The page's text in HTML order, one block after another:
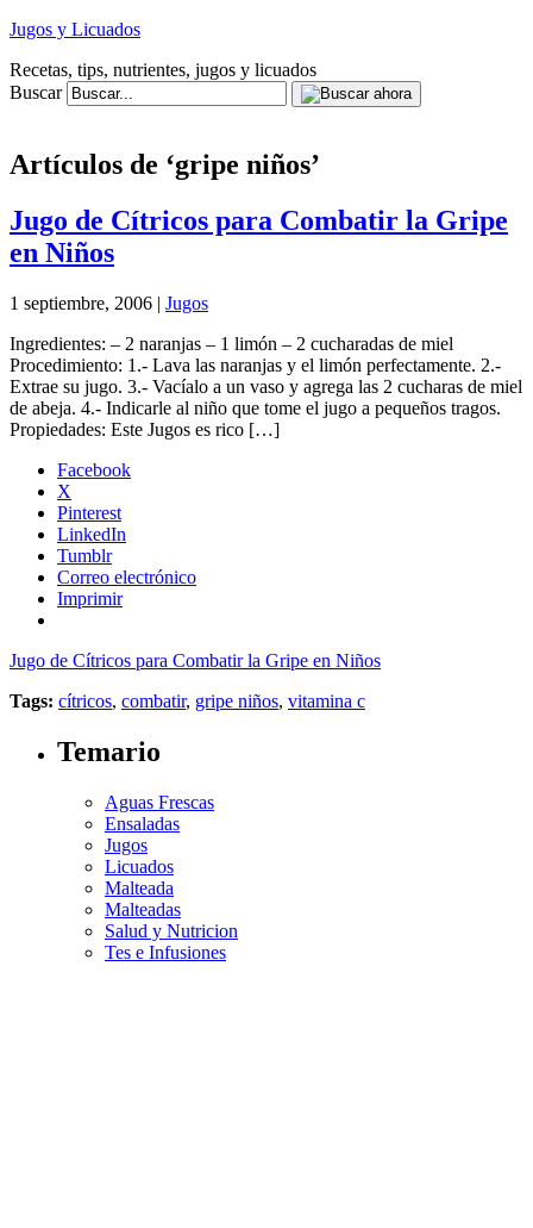
Jugos y Licuados
Recetas, tips, nutrientes, jugos y licuados
Buscar
Artículos de ‘gripe niños’
Jugo de Cítricos para Combatir la Gripe
en Niños
1 septiembre, 2006 | Jugos
Ingredientes: – 2 naranjas – 1 limón – 2 cucharadas de miel
Procedimiento: 1.- Lava las naranjas y el limón perfectamente. 2.-
Extrae su jugo. 3.- Vacíalo a un vaso y agrega las 2 cucharas de miel
de abeja. 4.- Indicarle al niño que tome el jugo a pequeños tragos.
Propiedades: Este Jugos es rico […]
Facebook
X
Pinterest
LinkedIn
Tumblr
Correo electrónico
Imprimir
Jugo de Cítricos para Combatir la Gripe en Niños
Tags: cítricos, combatir, gripe niños, vitamina c
Temario
Aguas Frescas
Ensaladas
Jugos
Licuados
Malteada
Malteadas
Salud y Nutricion
Tes e Infusiones